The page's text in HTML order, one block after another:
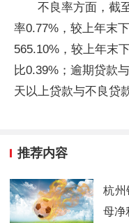
不良率方面，截
率0.77%，较上年末
565.10%，较上年末
比0.39%；逾期贷款
天以上贷款与不良贷
推荐内容
杭州
母净